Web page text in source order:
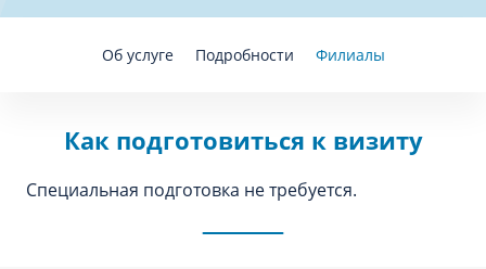
Об услуге Подробности Филиалы
Как подготовиться к визиту
Специальная подготовка не требуется.